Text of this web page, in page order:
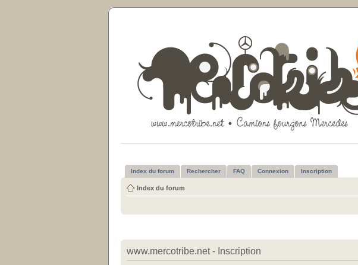
Index du forum Rechercher FAQ Connexion Inscription
Index du forum
www.mercotribe.net - Inscription